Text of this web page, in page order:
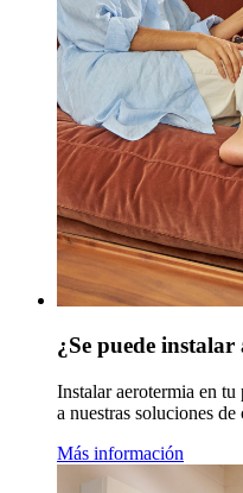
¿Se puede
Instalar aerotermia en
a nuestras soluciones
Más información